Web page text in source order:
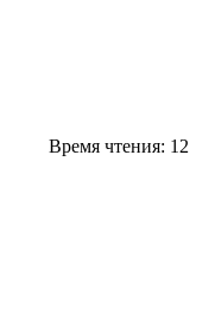
Время чтения: 12